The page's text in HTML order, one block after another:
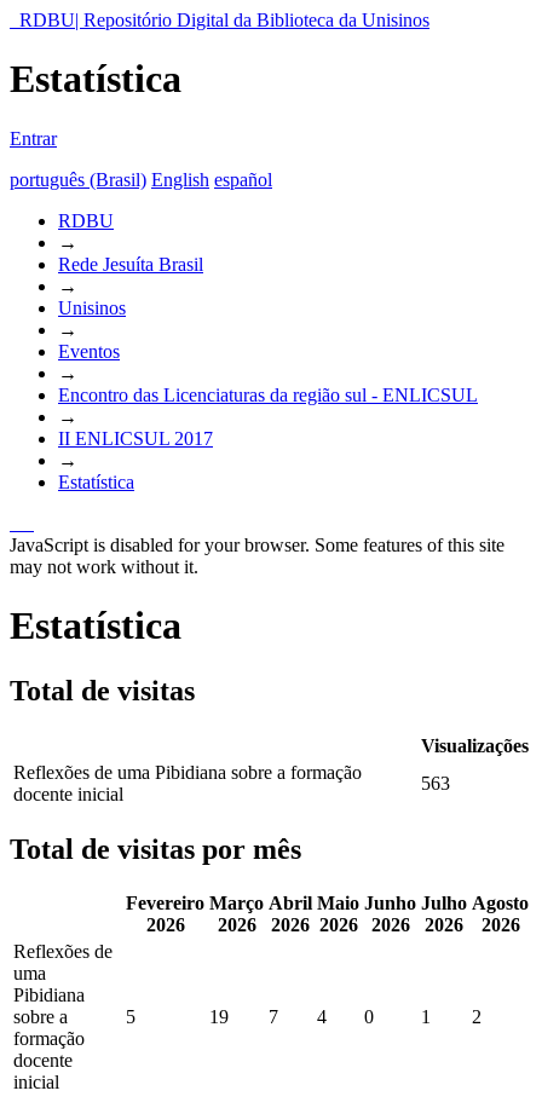
RDBU| Repositório Digital da Biblioteca da Unisinos
Estatística
Entrar
português (Brasil) English español
RDBU
→
Rede Jesuíta Brasil
→
Unisinos
→
Eventos
→
Encontro das Licenciaturas da região sul - ENLICSUL
→
II ENLICSUL 2017
→
Estatística
JavaScript is disabled for your browser. Some features of this site
may not work without it.
Estatística
Total de visitas
Visualizações
Reflexões de uma Pibidiana sobre a formação
docente inicial
563
Total de visitas por mês
Fevereiro
2026
Março
2026
Abril
2026
Maio
2026
Junho
2026
Julho
2026
Agosto
2026
Reflexões de
uma
Pibidiana
sobre a
formação
docente
inicial
5 19 7 4 0 1 2